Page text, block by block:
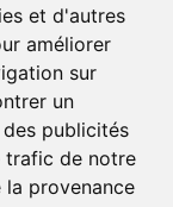
et d'autres
améliorer
sur
un
publicités
trafic de notre
provenance
/ Point retrait
en ligne et
commande
chez vous ou en
vous ou en